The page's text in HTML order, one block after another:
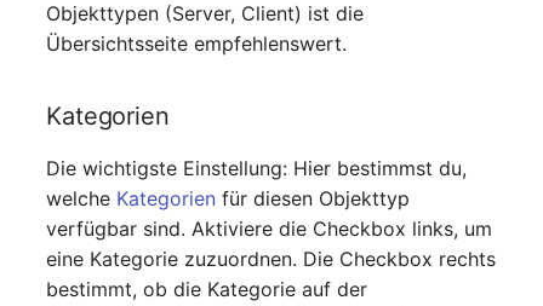
Objekttypen (Server, Client) ist die
Übersichtsseite empfehlenswert.
Kategorien
Die wichtigste Einstellung: Hier bestimmst du,
welche Kategorien für diesen Objekttyp
verfügbar sind. Aktiviere die Checkbox links, um
eine Kategorie zuzuordnen. Die Checkbox rechts
bestimmt, ob die Kategorie auf der